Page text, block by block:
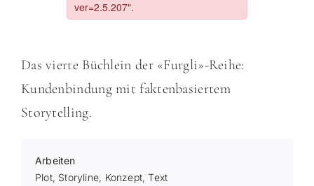
Das vierte Büchlein der «Furgli»-Reihe:
Kundenbindung mit faktenbasiertem
Storytelling.
Arbeiten
Plot, Storyline, Konzept,Text